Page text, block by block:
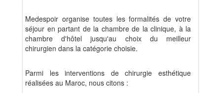
Medespoir organise toutes les formalités de votre
séjour en partant de la chambre de la clinique, à la
chambre d'hôtel jusqu'au choix du meilleur
chirurgien dans la catégorie choisie.
Parmi les interventions de chirurgie esthétique
réalisées au Maroc, nous citons :